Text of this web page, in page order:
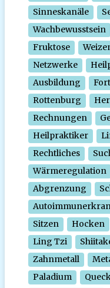
Sinneskanäle
Wachbewusstsein
Fruktose
Netzwerke
Ausbildung
Rottenburg
Rechnungen
Heilpraktiker
Rechtliches
Wärmeregulation
Abgrenzung
Sitzen
Hocken
Ling Tzi
Zahnmetall
Paladium